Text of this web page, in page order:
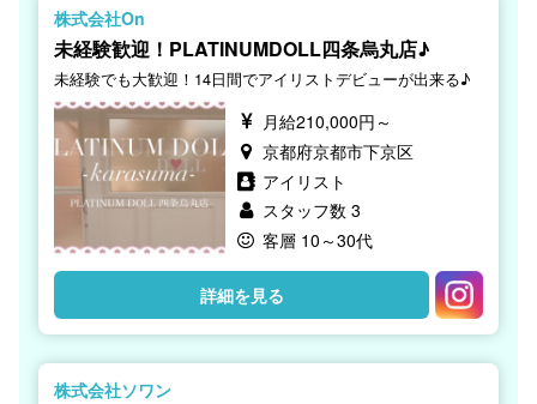
株式会社On
未経験歓迎！PLATINUMDOLL四条烏丸店♪
未経験でも大歓迎！14日間でアイリストデビューが出来る♪
月給210,000円～
京都府京都市下京区
アイリスト
スタッフ数 3
客層 10～30代
詳細を見る
株式会社ソワン